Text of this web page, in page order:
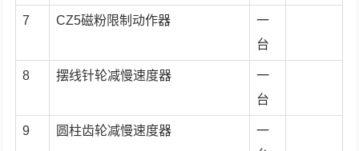
7 CZ5磁粉限制动作器
一
台
8 摆线针轮减慢速度器
一
台
9 圆柱齿轮减慢速度器
一